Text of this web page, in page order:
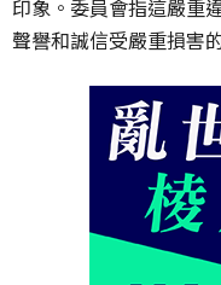
印象。委員會指這嚴重
聲譽和誠信受嚴重損害